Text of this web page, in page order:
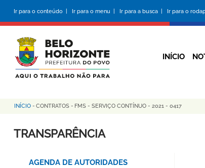
conteúdo
principal
Ir para o conteúdo | Ir para o menu | Ir para a busca | Ir para o
INÍCIO
Trilha
de
INÍCIO - CONTRATOS - FMS - SERVIÇO CONTÍNUO - 2021 - 0417
TRANSPARÊNCIA
AGENDA DE AUTORIDADES